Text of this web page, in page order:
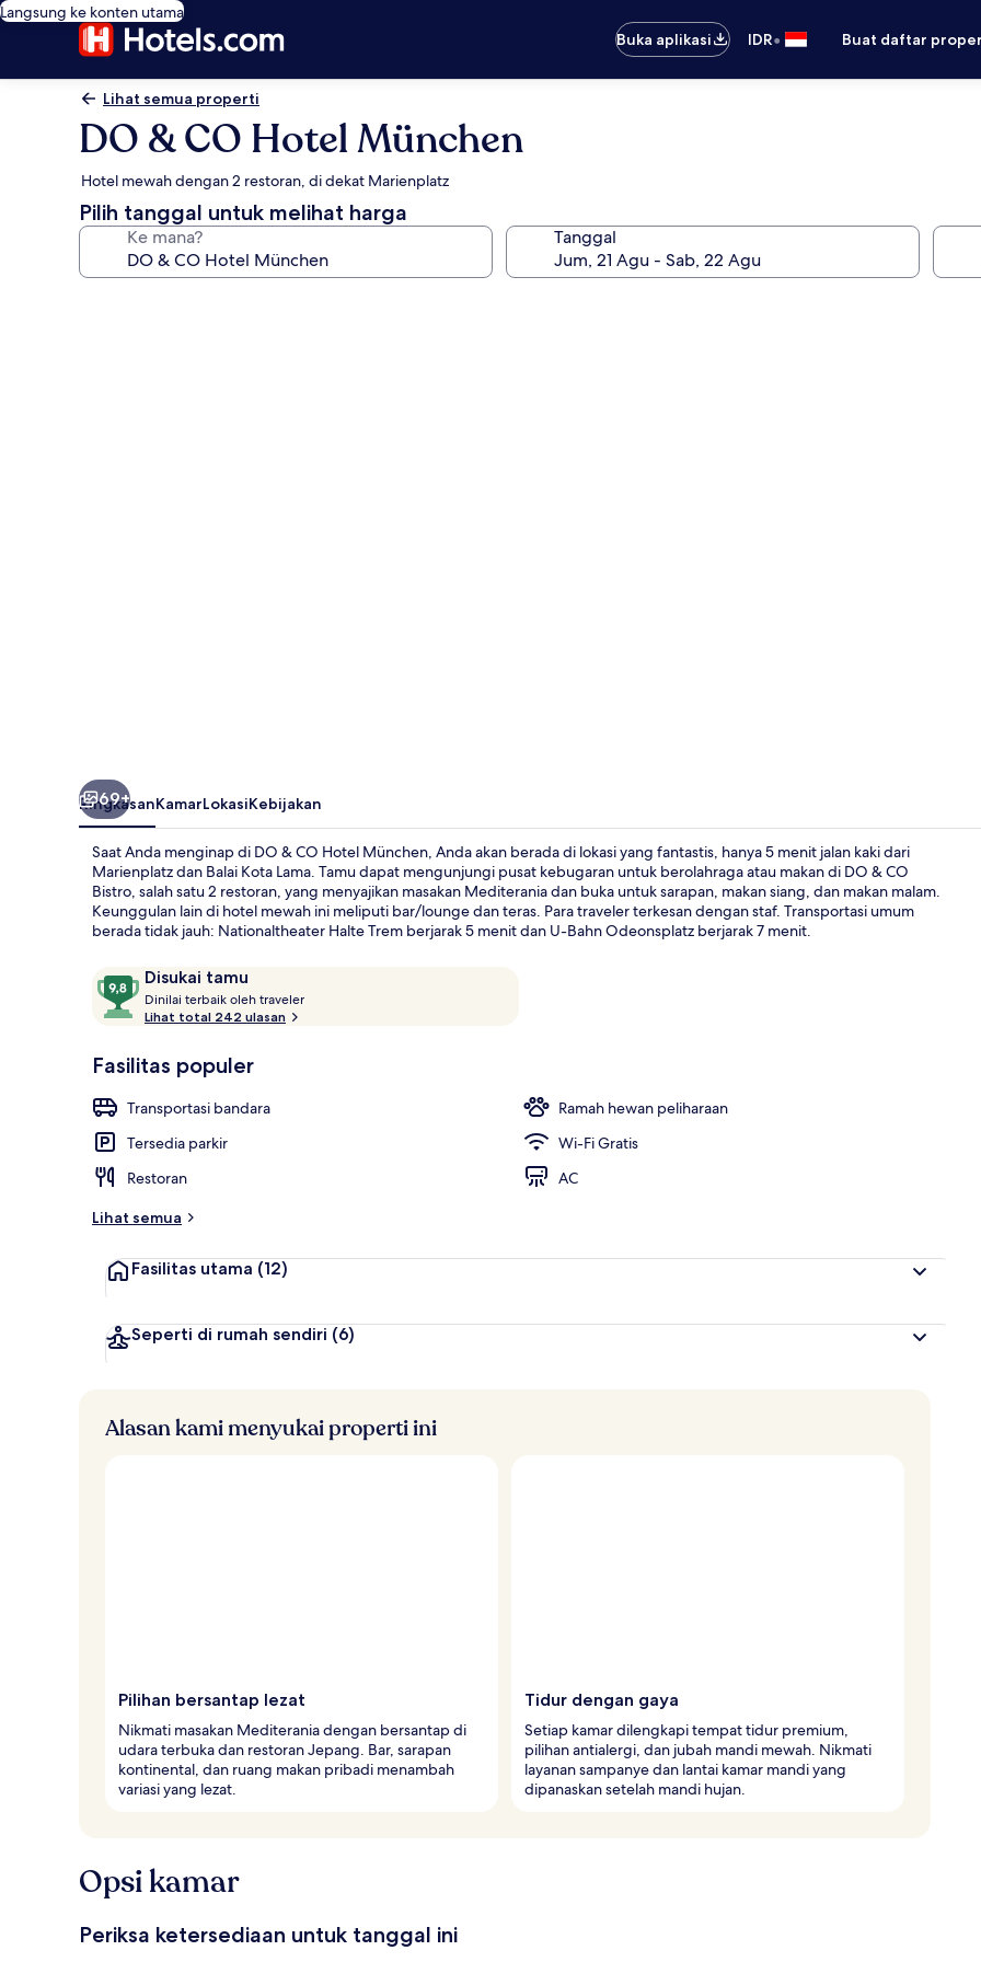
Langsung ke konten utama
Buka aplikasi
IDR• Buat daftar
Lihat semua properti
DO & CO Hotel München
Hotel mewah dengan 2 restoran, di dekat Marienplatz
Pilih tanggal untuk melihat harga
Ke mana? Tanggal
The
69+
RingkasanKamarLokasiKebijakan
Saat Anda menginap di DO & CO Hotel München, Anda akan berada di lokasi yang fantastis, hanya 5 menit jalan kaki dari
Marienplatz dan Balai Kota Lama. Tamu dapat mengunjungi pusat kebugaran untuk berolahraga atau makan di DO & CO
Bistro, salah satu 2 restoran, yang menyajikan masakan Mediterania dan buka untuk sarapan, makan siang, dan makan malam.
Keunggulan lain di hotel mewah ini meliputi bar/lounge dan teras. Para traveler terkesan dengan staf. Transportasi umum
berada tidak jauh: Nationaltheater Halte Trem berjarak 5 menit dan U-Bahn Odeonsplatz berjarak 7 menit.
Ulasan Disukai tamu
9,8
dari
10,
tamu
Dinilai terbaik oleh traveler
i
l
r
Lihat total 242 ulasan
Fasilitas populer
Transportasi bandara
Ramah hewan peliharaan
Tersedia parkir
Wi-Fi Gratis
Restoran
AC
Lihat semua
Fasilitas utama (12)
Seperti di rumah sendiri (6)
Alasan kami menyukai properti ini
Pilihan bersantap lezat
Nikmati masakan Mediterania dengan bersantap di
udara terbuka dan restoran Jepang. Bar, sarapan
kontinental, dan ruang makan pribadi menambah
variasi yang lezat.
Tidur dengan gaya
Setiap kamar dilengkapi tempat tidur premium,
pilihan antialergi, dan jubah mandi mewah. Nikmati
layanan sampanye dan lantai kamar mandi yang
dipanaskan setelah mandi hujan.
Opsi kamar
Periksa ketersediaan untuk tanggal ini